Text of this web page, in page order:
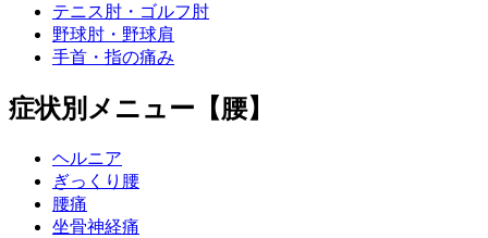
テニス肘・ゴルフ肘
野球肘・野球肩
手首・指の痛み
症状別メニュー【腰】
ヘルニア
ぎっくり腰
腰痛
坐骨神経痛